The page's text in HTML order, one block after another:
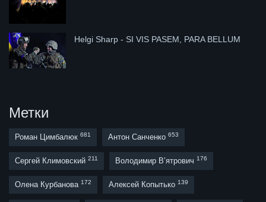
Helgi Sharp - SI VIS PASEM, PARA BELLUM
Метки
Роман Цимбалюк 681 Антон Санченко 653
Сергей Климовский 211 Володимир В’ятрович 176
Олена Курбанова 172 Алексей Копытько 139